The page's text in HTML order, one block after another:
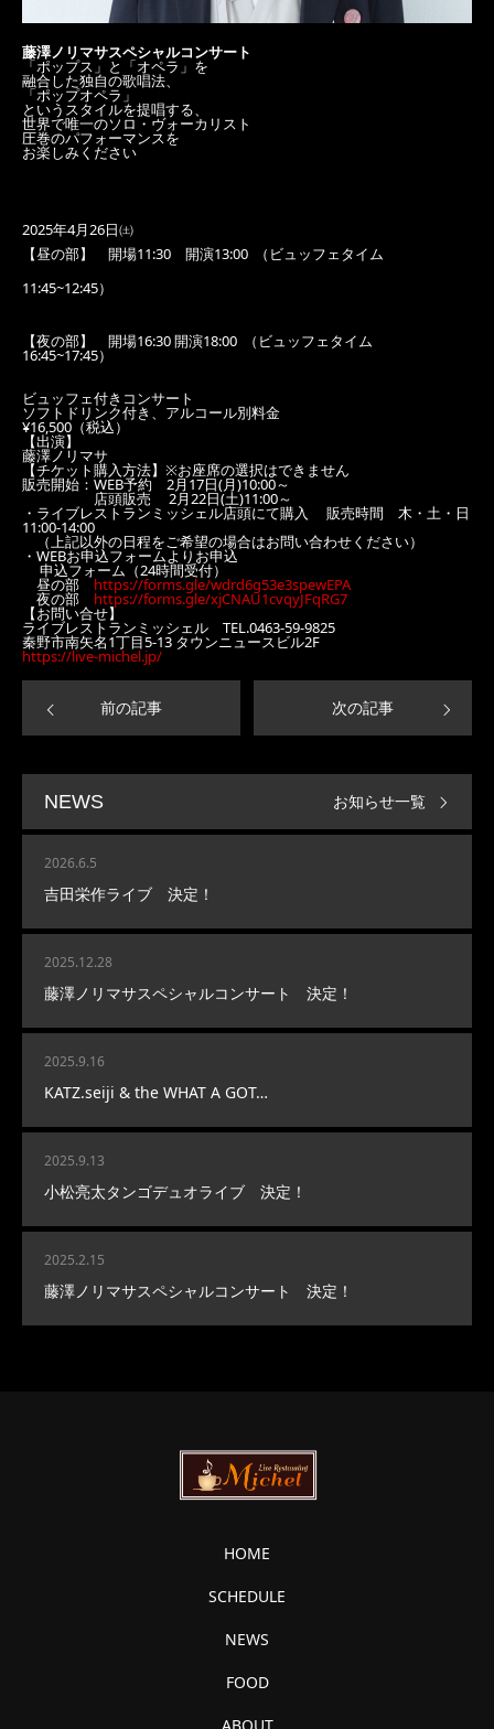
藤澤ノリマサスペシャルコンサート
「ポップス」と「オペラ」を
融合した独自の歌唱法、
「ポップオペラ」
というスタイルを提唱する、
世界で唯一のソロ・ヴォーカリスト
圧巻のパフォーマンスを
お楽しみください
2025年4月26日㈯
【昼の部】 開場11:30 開演13:00 （ビュッフェタイム
11:45~12:45）
【夜の部】 開場16:30 開演18:00 （ビュッフェタイム
16:45~17:45）
ビュッフェ付きコンサート
ソフトドリンク付き、アルコール別料金
¥16,500（税込）
【出演】
藤澤ノリマサ
【チケット購入方法】※お座席の選択はできません
販売開始：WEB予約 2月17日(月)10:00～
店頭販売 2月22日(土)11:00～
・ライブレストランミッシェル店頭にて購入 販売時間 木・土・日
11:00-14:00
（上記以外の日程をご希望の場合はお問い合わせください）
・WEBお申込フォームよりお申込
申込フォーム（24時間受付）
昼の部https://forms.gle/wdrd6g53e3spewEPA
夜の部 https://forms.gle/xjCNAU1cvqyJFqRG7
【お問い合せ】
ライブレストランミッシェル TEL.0463-59-9825
秦野市南矢名1丁目5-13 タウンニュースビル2F
https://live-michel.jp/
前の記事 次の記事
NEWS
2026.6.5
吉田栄作ライブ 決定！
2025.12.28
藤澤ノリマサスペシャルコンサート 決定！
2025.9.16
KATZ.seiji & the WHAT A GOT…
2025.9.13
小松亮太タンゴデュオライブ 決定！
2025.2.15
藤澤ノリマサスペシャルコンサート 決定！
お知らせ一覧
HOME
SCHEDULE
NEWS
FOOD